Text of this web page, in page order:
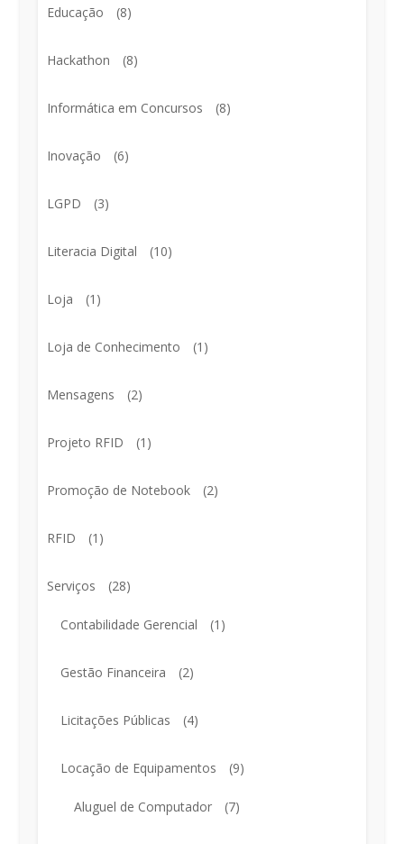
Educação (8)
Hackathon (8)
Informática em Concursos (8)
Inovação (6)
LGPD (3)
Literacia Digital (10)
Loja (1)
Loja de Conhecimento (1)
Mensagens (2)
Projeto RFID (1)
Promoção de Notebook (2)
RFID (1)
Serviços (28)
Contabilidade Gerencial (1)
Gestão Financeira (2)
Licitações Públicas (4)
Locação de Equipamentos (9)
Aluguel de Computador (7)